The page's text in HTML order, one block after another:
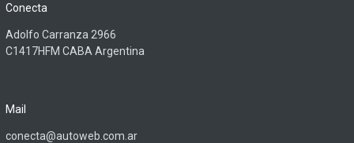
Conecta
Adolfo Carranza 2966
C1417HFM CABA Argentina
Mail
conecta@autoweb.com.ar